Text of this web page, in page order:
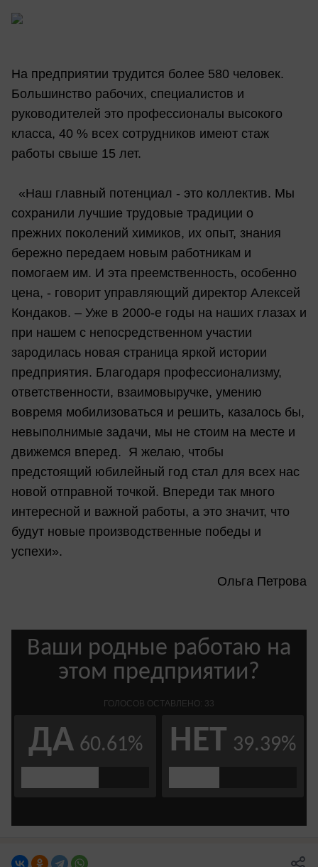
На предприятии трудится более 580 человек.
Большинство рабочих, специалистов и
руководителей это профессионалы высокого
класса, 40 % всех сотрудников имеют стаж
работы свыше 15 лет.
«Наш главный потенциал - это коллектив. Мы
сохранили лучшие трудовые традиции о
прежних поколений химиков, их опыт, знания
бережно передаем новым работникам и
помогаем им. И эта преемственность, особенно
цена, - говорит управляющий директор Алексей
Кондаков. – Уже в 2000-е годы на наших глазах и
при нашем с непосредственном участии
зародилась новая страница яркой истории
предприятия. Благодаря профессионализму,
ответственности, взаимовыручке, умению
вовремя мобилизоваться и решить, казалось бы,
невыполнимые задачи, мы не стоим на месте и
движемся вперед. Я желаю, чтобы
предстоящий юбилейный год стал для всех нас
новой отправной точкой. Впереди так много
интересной и важной работы, а это значит, что
будут новые производственные победы и
успехи».
Ольга Петрова